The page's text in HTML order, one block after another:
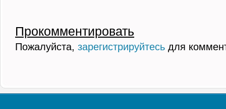
Прокомментировать
Пожалуйста, зарегистрируйтесь для